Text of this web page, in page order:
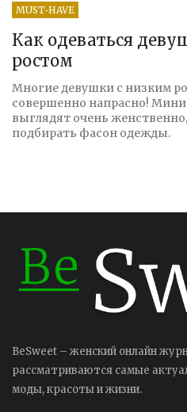
MUST-HAVE
Как одеваться
ростом
Многие девушки с низким
совершенно напрасно!
выглядят очень
подбирать фасон одежды.
BeSweet – женский онлайн
рассматриваются самые
моды, красоты и жизни.